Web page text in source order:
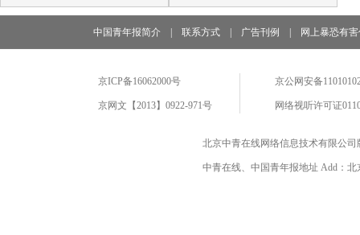
中国青年报简介 联系方式 广告刊例 网上暴恐有
京ICP备16062000号
京网文【2013】0922-971号
京公网安备
网络视听许可证
北京中青在线网络信息技术有限公
中青在线、中国青年报地址 Add：北